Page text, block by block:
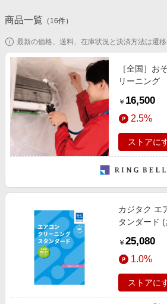
家電・PC・スマホ・カメラ
エンタメ
スポーツ・アウトドア・ゴルフ
インテリア・寝具
ペット・花・DIY・車
旅行・レジャー・ホテル予約
金融・マネー・保険
デジタルコンテンツ
ビジネス・その他サービス
新着ストアのご紹介
電子書籍特集
楽天ペイ導入ストア
楽天サービス特集
旅行特集
わくわく夏特集
とことん買い物チャレンジ
Apple公式サイト×楽天カード分割払い
Samsung ボーナスキャンペーン
週末の高還元 夏の長期版
楽天IDでログイン/会員登録
商品一覧 （ 16件）
最新の価格、送料、在庫状況と決済方法は遷
［全国］お
リーニング
￥ 16,500
2.5%
ストアに
カジタク エ
タンダード
￥ 25,080
1.0%
ストアに